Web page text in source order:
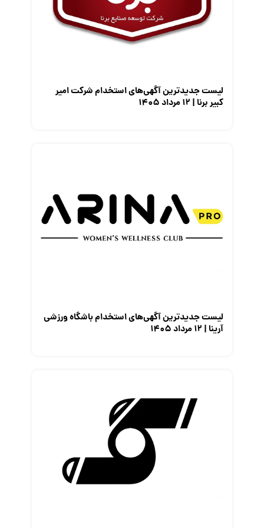
معرفی متخصصان منابع انسانی
لیست جدیدترین آگهی‌های استخدام شرکت امیر
کبیر برنا | ۱۲ مرداد ۱۴۰۵
لیست جدیدترین آگهی‌های استخدام باشگاه ورزشی
آرینا | ۱۲ مرداد ۱۴۰۵